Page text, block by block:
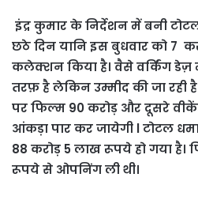
इंद्र कुमार के निर्देशन में बनी
छठे दिन यानि इस बुधवार को 7
कलेक्शन किया है। वैसे वर्किंग
तरफ़ है लेकिन उम्मीद की जा रही
पर फिल्म 90 करोड़ और दूसरे
आंकड़ा पार कर जायेगी l टोटल
88 करोड़ 5 लाख रूपये हो गया है।
रूपये से ओपनिंग ली थी।